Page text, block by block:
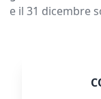
e il 31 dicembre